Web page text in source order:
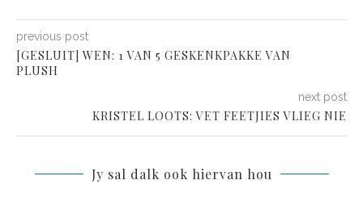
previous post
[GESLUIT] WEN: 1 VAN 5 GESKENKPAKKE VAN
PLUSH
next post
KRISTEL LOOTS: VET FEETJIES VLIEG NIE
Jy sal dalk ook hiervan hou